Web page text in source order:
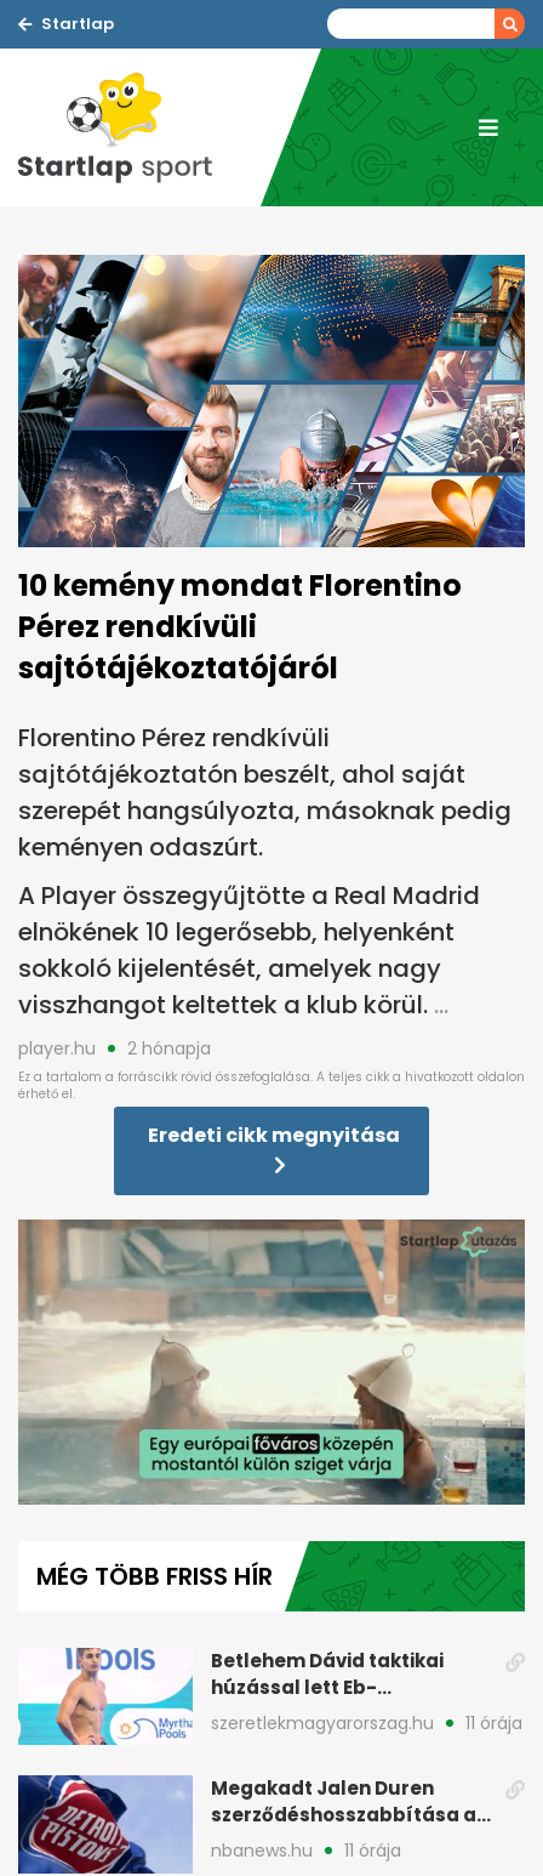
Startlap
10 kemény mondat Florentino
Pérez rendkívüli
sajtótájékoztatójáról
Florentino Pérez rendkívüli
sajtótájékoztatón beszélt, ahol saját
szerepét hangsúlyozta, másoknak pedig
keményen odaszúrt.
A Player összegyűjtötte a Real Madrid
elnökének 10 legerősebb, helyenként
sokkoló kijelentését, amelyek nagy
visszhangot keltettek a klub körül.
player.hu 2 hónapja
Eredeti cikk megnyitása
56
seconds
MÉG TÖBB FRISS HÍR
Betlehem Dávid taktikai
húzással lett Eb-
aranyérmes Párizsban
szeretlekmagyarorszag.hu 11 órája
Megakadt Jalen Duren
szerződéshosszabbítása a
Detroit Pistonsnál
nbanews.hu 11 órája